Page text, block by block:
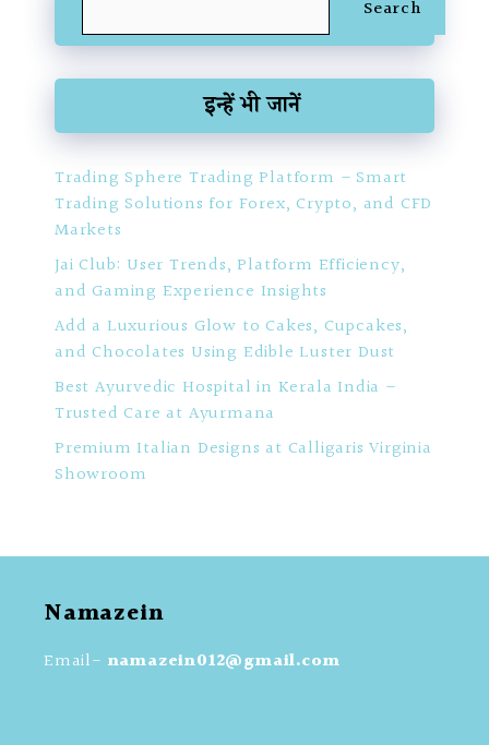
Search
इन्हें भी जानें
Trading Sphere Trading Platform – Smart
Trading Solutions for Forex, Crypto, and CFD
Markets
Jai Club: User Trends, Platform Efficiency,
and Gaming Experience Insights
Add a Luxurious Glow to Cakes, Cupcakes,
and Chocolates Using Edible Luster Dust
Best Ayurvedic Hospital in Kerala India –
Trusted Care at Ayurmana
Premium Italian Designs at Calligaris Virginia
Showroom
Namazein
Email- namazein012@gmail.com